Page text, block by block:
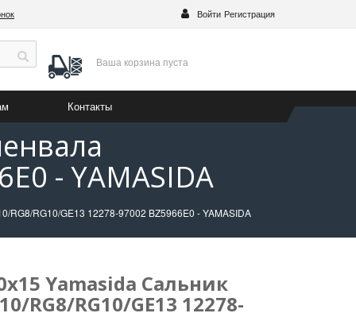
Войти Регистрация
Ваша корзина пуста
Контакты
- YAMASIDA
RG8/RG10/GE13 12278-97002 BZ5966E0 - YAMASIDA
Yamasida Сальник
RG8/RG10/GE13 12278-